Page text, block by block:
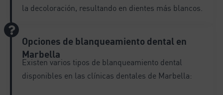
la decoloración, resultando en dientes más blancos.
Opciones de blanqueamiento dental en
Marbella
Existen varios tipos de blanqueamiento dental
disponibles en las clínicas dentales de Marbella: